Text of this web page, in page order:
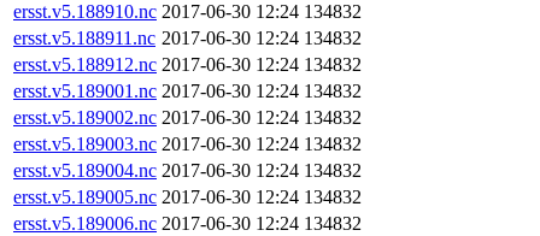
ersst.v5.188910.nc 2017-06-30 12:24 134832
ersst.v5.188911.nc 2017-06-30 12:24 134832
ersst.v5.188912.nc 2017-06-30 12:24 134832
ersst.v5.189001.nc 2017-06-30 12:24 134832
ersst.v5.189002.nc 2017-06-30 12:24 134832
ersst.v5.189003.nc 2017-06-30 12:24 134832
ersst.v5.189004.nc 2017-06-30 12:24 134832
ersst.v5.189005.nc 2017-06-30 12:24 134832
ersst.v5.189006.nc 2017-06-30 12:24 134832